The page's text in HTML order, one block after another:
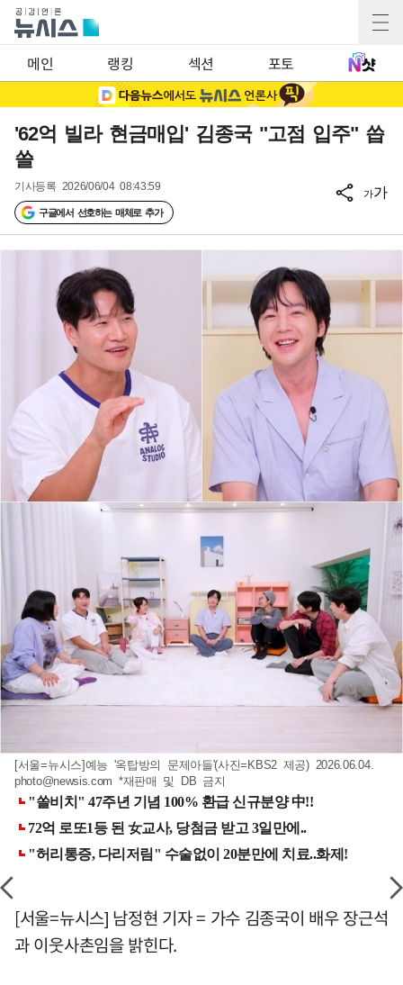
메인 랭킹 섹션 포토
'62억 빌라 현금매입' 김종국 "고점 입주" 씁
쓸
기사등록 2026/06/04 08:43:59
구글에서 선호하는 매체로 추가
가가
[서울=뉴시스]예능 '옥탑방의 문제아들'(사진=KBS2 제공) 2026.06.04.
photo@newsis.com *재판매 및 DB 금지
[서울=뉴시스] 남정현 기자 = 가수 김종국이 배우 장근석
과 이웃사촌임을 밝힌다.